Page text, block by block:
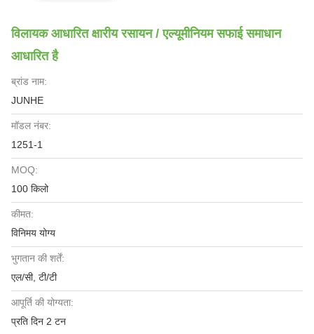
विलायक आधारित क्षारीय रसायन / एल्यूमीनियम सफाई समाधान
आधारित है
ब्रांड नाम:
JUNHE
मॉडल नंबर:
1251-1
MOQ:
100 किलो
कीमत:
विनिमय योग्य
भुगतान की शर्तें:
एल/सी, टी/टी
आपूर्ति की योग्यता:
प्रति दिन 2 टन